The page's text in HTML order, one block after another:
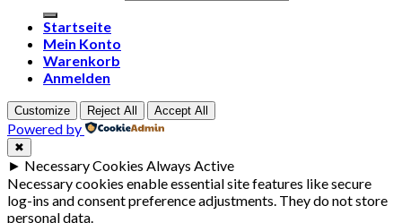
Startseite
Mein Konto
Warenkorb
Anmelden
Customize Reject All Accept All
Powered by
✖
► Necessary Cookies Always Active
Necessary cookies enable essential site features like secure
log-ins and consent preference adjustments. They do not store
personal data.